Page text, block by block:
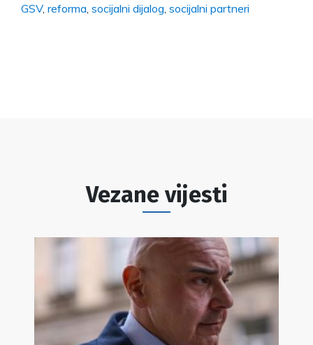
GSV, reforma socijalni dijalog socijalni partneri
Vezane vijesti